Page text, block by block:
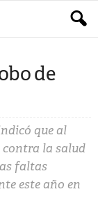
de
que al
contra la salud
faltas
este año en